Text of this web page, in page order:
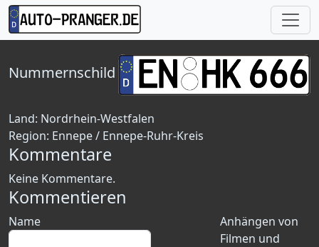
Nummernschild
Land: Nordrhein-Westfalen
Region: Ennepe / Ennepe-Ruhr-Kreis
Kommentare
Keine Kommentare.
Kommentieren
Anhängen von
Filmen und
Name